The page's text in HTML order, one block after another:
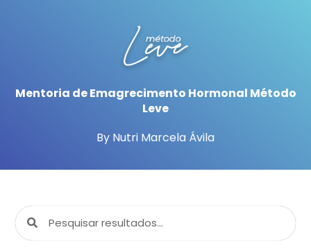
Mentoria de Emagrecimento Hormonal Método
Leve
By Nutri Marcela Ávila